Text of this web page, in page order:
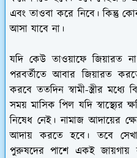
এবং তাওবা করে নিবে। কিন্তু
আসা যাবে না।
যদি কেউ তাওয়াফে জিয়ারত
পরবর্তীতে আবার জিয়ারত
করবে ততদিন স্বামী-স্ত্রীর
সময় মাসিক পিল যদি স্বাস্থ্যের
নিষেধ নেই। নামাজ আদায়ের
আদায় করতে হবে। তবে
পুরুষদের পাশে একই জায়গায়